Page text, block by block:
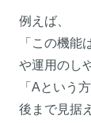
例えば、
「この機能
や運用のし
「Aという
後まで見据